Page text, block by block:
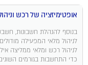
אופטימיזציה של רכש
לניהול מלאי המפעילה
לניהול רכש ומלאי ממליצה
כדי התחשבות בגורמים